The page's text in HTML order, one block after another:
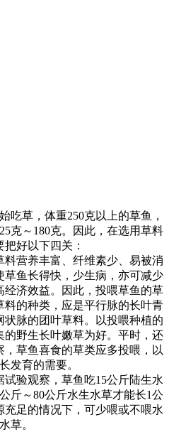
吃草，体重250克以上的草鱼，
克～ 180克。因此，在选用草料
好以下四关：
营养丰富、纤维素少、易被消
鱼长得快，少生病，亦可减少
济效益。因此，投喂草鱼的草
的种类，应是平行脉的长叶青
脉的团叶草料。以投喂种植的
野生长叶嫩草为好。平时，还
草鱼喜食的草类应多投喂，以
发育的需要。
试验观察，草鱼吃15公斤陆生水
公斤～80公斤水生水草才能长1公
足的情况下，可少喂或不喂水
草。